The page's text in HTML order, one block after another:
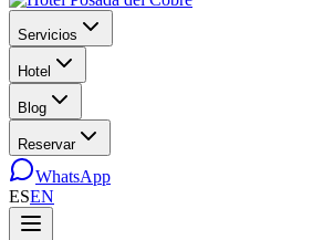
Servicios
Hotel
Blog
Reservar
WhatsApp
ESEN